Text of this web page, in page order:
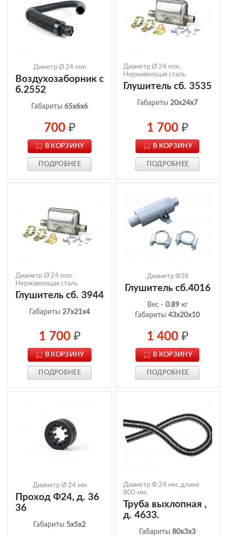
Диметр Ø 24 mm
Воздухозаборник с
б.2552
Габариты65x6x6
700 ₽
В КОРЗИНУ
ПОДРОБНЕЕ
Диаметр Ø 24 mm.
Нержавеющая сталь
Глушитель сб. 3535
Габариты 20x24x7
1 700 ₽
В КОРЗИНУ
ПОДРОБНЕЕ
Диаметр Ø 24 mm.
Нержавеющая сталь
Глушитель сб. 3944
Габариты27x21x4
1 700 ₽
В КОРЗИНУ
ПОДРОБНЕЕ
Диаметр Ф38
Глушитель сб.4016
Вес - 0.89кг
Габариты43x20x10
1 400 ₽
В КОРЗИНУ
ПОДРОБНЕЕ
Диаметр Ø 24 мм
Проход Ф24, д. 36
36
Габариты5x5x2
Диаметр Ф 24 мм, длина
800 мм.
Труба выхлопная ,
д. 4633.
Габариты80x3x3